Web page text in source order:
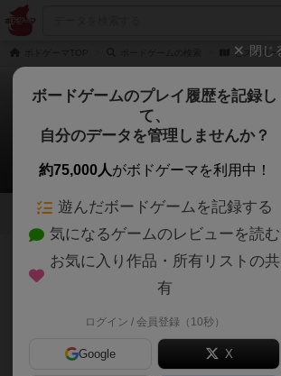
ヒストリ
ヒストリーオブ自民 シゲ
午後くまさんのレビュー
1 2
286名 1名 0 11ヶ月前
自民党総裁選ゲーム
閉じ
ボードゲームのプレイ履歴を記録し
て、
自分のデータを管理しませんか？
約75,000人がボドゲーマを利用中！
遊んだボードゲームを記録する
気になるゲームのレビューを読む
お気に入り作品・所有リストの共
有
ログイン / 会員登録（10秒）
Google X